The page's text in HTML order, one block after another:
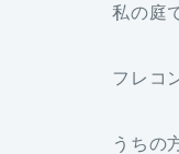
私の庭
フレコ
うちの